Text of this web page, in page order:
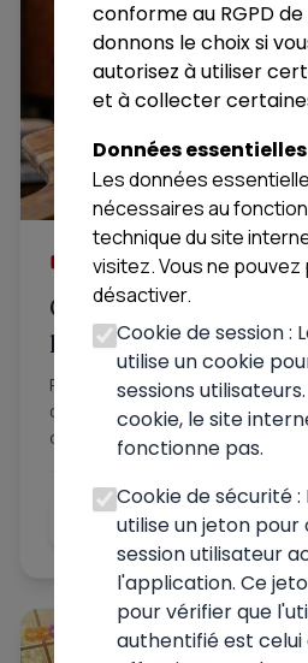
02 juillet 2026
Comment reconnaître
pizzeria près de chez
ne trompent pas
Pâte, cuisson, ingrédients
concrets pour repérer la
quartier et ne plus jamais être
Lire la suite
conforme au RGPD de
donnons le choix si
autorisez à utiliser
et à collecter
Données essentielles
Les données
nécessaires au
technique du site
visitez. Vous ne pouvez
désactiver.
Cookie de session :
utilise un cookie
sessions
cookie, le site
fonctionne pas.
Cookie de sécurité
utilise un jeton pour
session utilisateur
l'application. Ce
pour vérifier que
authentifié est celui